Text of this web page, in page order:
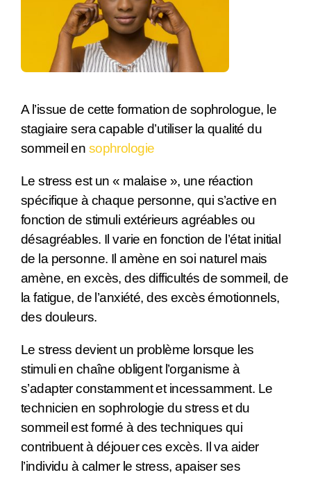
A l’issue de cette formation de sophrologue, le
stagiaire sera capable d’utiliser la qualité du
sommeil en sophrologie
Le stress est un « malaise », une réaction
spécifique à chaque personne, qui s’active en
fonction de stimuli extérieurs agréables ou
désagréables. Il varie en fonction de l’état initial
de la personne. Il amène en soi naturel mais
amène, en excès, des difficultés de sommeil, de
la fatigue, de l’anxiété, des excès émotionnels,
des douleurs.
Le stress devient un problème lorsque les
stimuli en chaîne obligent l’organisme à
s’adapter constamment et incessamment. Le
technicien en sophrologie du stress et du
sommeil est formé à des techniques qui
contribuent à déjouer ces excès. Il va aider
l’individu à calmer le stress, apaiser ses